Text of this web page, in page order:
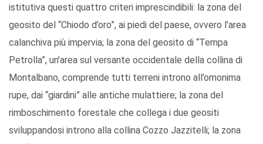
istitutiva questi quattro criteri imprescindibili: la zona del
geosito del “Chiodo d’oro”, ai piedi del paese, ovvero l’area
calanchiva più impervia; la zona del geosito di “Tempa
Petrolla”, un’area sul versante occidentale della collina di
Montalbano, comprende tutti terreni introno all’omonima
rupe, dai “giardini” alle antiche mulattiere; la zona del
rimboschimento forestale che collega i due geositi
sviluppandosi introno alla collina Cozzo Jazzitelli; la zona